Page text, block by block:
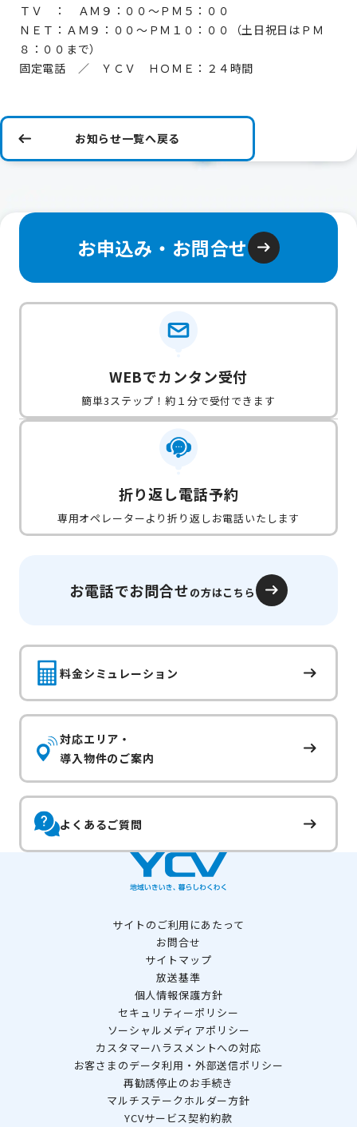
ＴＶ ： ＡＭ９：００～ＰＭ５：００
ＮＥＴ：ＡＭ９：００～ＰＭ１０：００（土日祝日はＰＭ
８：００まで）
固定電話 ／ ＹＣＶ ＨＯＭＥ：２４時間
お知らせ一覧へ戻る
お申込み・お問合せ
WEBでカンタン受付
簡単3ステップ！約１分で受付できます
折り返し電話予約
専用オペレーターより折り返しお電話いたします
お電話でお問合せの方はこちら
料金シミュレーション
対応エリア・
導入物件のご案内
よくあるご質問
サイトのご利用にあたって
お問合せ
サイトマップ
放送基準
個人情報保護方針
セキュリティーポリシー
ソーシャルメディアポリシー
カスタマーハラスメントへの対応
お客さまのデータ利用・外部送信ポリシー
再勧誘停止のお手続き
マルチステークホルダー方針
YCVサービス契約約款